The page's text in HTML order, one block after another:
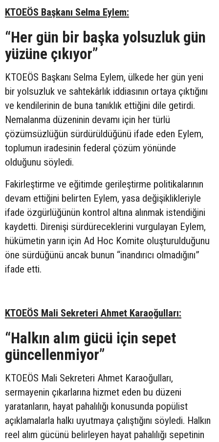
KTOEÖS Başkanı Selma Eylem:
“Her gün bir başka yolsuzluk gün
yüzüne çıkıyor”
KTOEÖS Başkanı Selma Eylem, ülkede her gün yeni
bir yolsuzluk ve sahtekârlık iddiasının ortaya çıktığını
ve kendilerinin de buna tanıklık ettiğini dile getirdi.
Nemalanma düzeninin devamı için her türlü
çözümsüzlüğün sürdürüldüğünü ifade eden Eylem,
toplumun iradesinin federal çözüm yönünde
olduğunu söyledi.
Fakirleştirme ve eğitimde gerileştirme politikalarının
devam ettiğini belirten Eylem, yasa değişiklikleriyle
ifade özgürlüğünün kontrol altına alınmak istendiğini
kaydetti. Direnişi sürdüreceklerini vurgulayan Eylem,
hükümetin yarın için Ad Hoc Komite oluşturulduğunu
öne sürdüğünü ancak bunun “inandırıcı olmadığını”
ifade etti.
KTOEÖS Mali Sekreteri Ahmet Karaoğulları:
“Halkın alım gücü için sepet
güncellenmiyor”
KTOEÖS Mali Sekreteri Ahmet Karaoğulları,
sermayenin çıkarlarına hizmet eden bu düzeni
yaratanların, hayat pahalılığı konusunda popülist
açıklamalarla halkı uyutmaya çalıştığını söyledi. Halkın
reel alım gücünü belirleyen hayat pahalılığı sepetinin